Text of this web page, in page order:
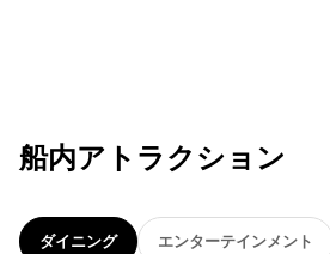
船内アトラクション
ダイニング エンターテインメント